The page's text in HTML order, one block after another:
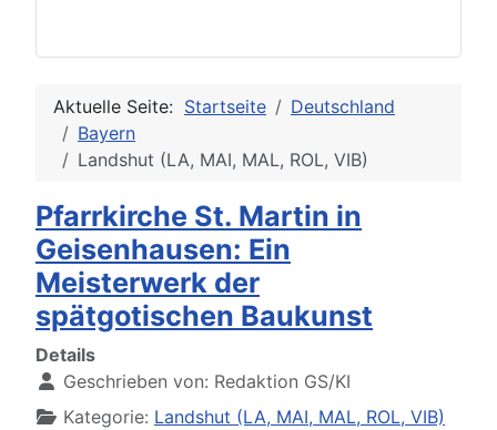
Aktuelle Seite: Startseite
Deutschland
Bayern
Landshut (LA, MAI, MAL, ROL, VIB)
Pfarrkirche St. Martin in
Geisenhausen: Ein
Meisterwerk der
spätgotischen Baukunst
Details
Geschrieben von: Redaktion GS/KI
Kategorie: Landshut (LA, MAI, MAL, ROL, VIB)